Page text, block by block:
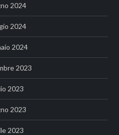
2024
2024
2024
2023
2023
2023
2023